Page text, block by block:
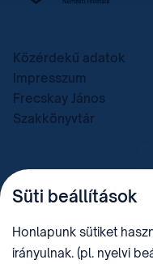
Közérdekű adatok
Impresszum
Frecskay János
Szakkönyvtár
TELEFON
+36 (1) 312 4400
sztnh@hipo.gov.hu
CÍM
Süti beállítások
Honlapunk sütiket
irányulnak. (pl. nyelvi